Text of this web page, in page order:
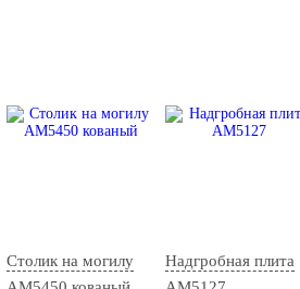
Столик на могилу
Надгробная плита